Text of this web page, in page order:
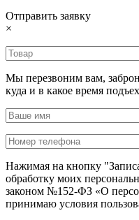
Отправить заявку
×
Мы перезвоним вам,
куда и в какое время
Нажимая на кнопку
обработку моих
законом №152-ФЗ «О
принимаю условия